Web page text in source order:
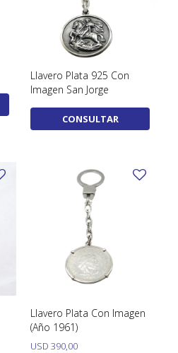
Llavero Plata 925 Con
Imagen San Jorge
CONSULTAR
Llavero Plata Con Imagen
(Año 1961)
USD 390,00